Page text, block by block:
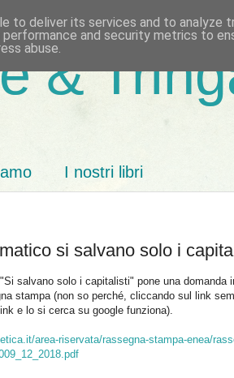
&
I nostri libri
si salvano solo i
salvano solo i capitalisti" pone una domanda
stampa (non so perché, cliccando sul link
e lo si cerca su google funziona).
area-riservata/rassegna-stampa-enea/
to deliver its services and to analyze
and security metrics to
abuse.